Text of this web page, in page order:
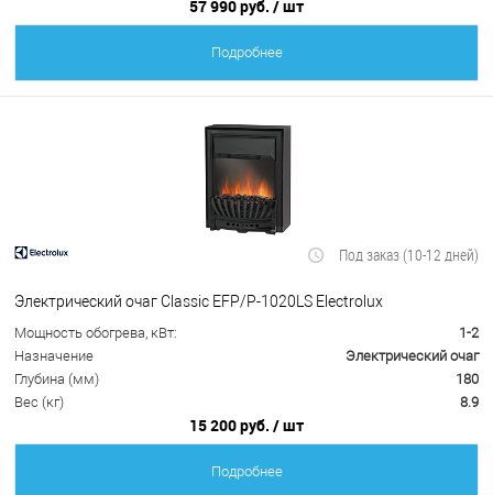
57 990 руб. / шт
Подробнее
Под заказ (10-12 дней)
Электрический очаг Classic EFP/P-1020LS Electrolux
Мощность обогрева, кВт:
1-2
Назначение
Электрический очаг
Глубина (мм)
180
Вес (кг)
8.9
15 200 руб. / шт
Подробнее